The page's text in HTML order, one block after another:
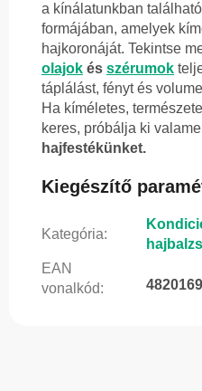
a kínálatunkban található
formájában, amelyek
hajkoronáját. Tekintse
olajok és szérumok
táplálást, fényt és
Ha kíméletes,
keres, próbálja ki
hajfestékünket.
Kiegészítő
Kategória:
EAN
vonalkód: